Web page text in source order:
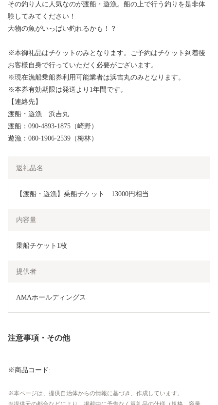
その釣り人に人気なのが渡船・遊漁。船の上で行う釣りを是非体
験してみてください！
大物の魚がいっぱい釣れるかも！？
※本御礼品はチケットのみとなります。ご予約はチケット到着後
お客様自身で行っていただく必要がございます。
※現在漁船乗船券利用可能業者は浜吉丸のみとなります。
※本券有効期限は発送より1年間です。
【連絡先】
渡船・遊漁 浜吉丸
渡船：090-4893-1875（崎野）
遊漁：080-1906-2539（梅林）
返礼品名
【渡船・遊漁】乗船チケット　13000円相当
内容量
乗船チケット1枚
提供者
AMAホールディングス
注意事項・その他
※商品コード:
本ページは、提供自治体からの情報に基づき、作成しています。